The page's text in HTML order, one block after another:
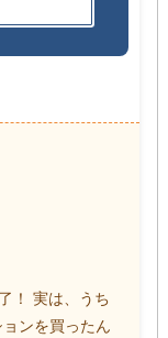
！ 実は、うち
ンを買ったん